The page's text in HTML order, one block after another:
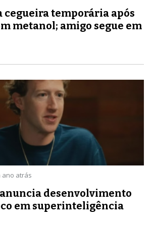
cegueira temporária após
metanol; amigo segue em
ano atrás
desenvolvimento
em superinteligência